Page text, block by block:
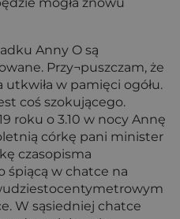
Anny O są
Przy¬puszczam, że
utkwiła w pamięci ogółu.
coś szokującego.
roku o 3.10 w nocy Annę
córkę pani minister
czasopisma
śpiącą w chatce na
W sąsiedniej chatce